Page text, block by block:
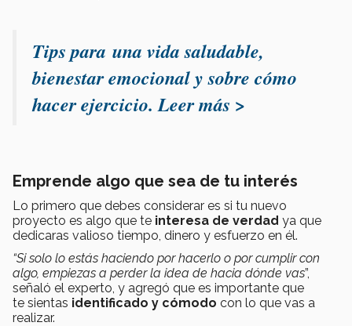
Tips para una vida saludable,
bienestar emocional y sobre cómo
hacer ejercicio. Leer más >
Emprende algo que sea de tu interés
Lo primero que debes considerar es si tu nuevo
proyecto es algo que te interesa de verdad ya que
dedicaras valioso tiempo, dinero y esfuerzo en él.
“Si solo lo estás haciendo por hacerlo o por cumplir con
algo, empiezas a perder la idea de hacia dónde vas”,
señaló el experto, y agregó que es importante que
te sientas identificado y cómodo con lo que vas a
realizar.